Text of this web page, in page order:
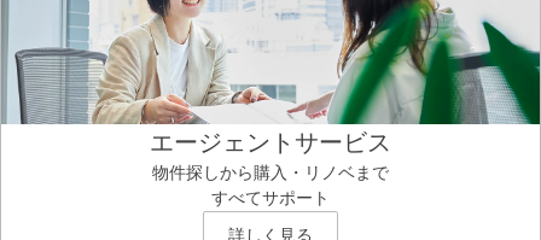
エージェントサービス
物件探しから購入・リノベまで
すべてサポート
詳しく見る